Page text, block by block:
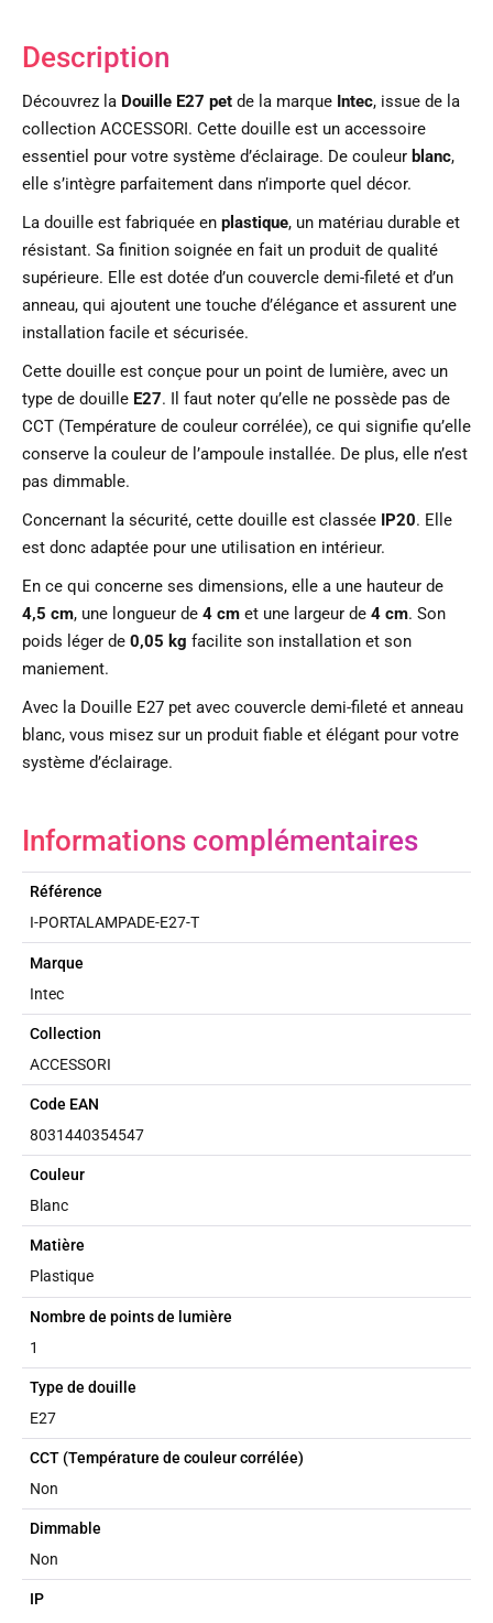
Description
Découvrez la Douille E27 pet de la marque Intec, issue de la
collection ACCESSORI. Cette douille est un accessoire
essentiel pour votre système d’éclairage. De couleur blanc,
elle s’intègre parfaitement dans n’importe quel décor.
La douille est fabriquée en plastique, un matériau durable et
résistant. Sa finition soignée en fait un produit de qualité
supérieure. Elle est dotée d’un couvercle demi-fileté et d’un
anneau, qui ajoutent une touche d’élégance et assurent une
installation facile et sécurisée.
Cette douille est conçue pour un point de lumière, avec un
type de douille E27. Il faut noter qu’elle ne possède pas de
CCT (Température de couleur corrélée), ce qui signifie qu’elle
conserve la couleur de l’ampoule installée. De plus, elle n’est
pas dimmable.
Concernant la sécurité, cette douille est classée IP20. Elle
est donc adaptée pour une utilisation en intérieur.
En ce qui concerne ses dimensions, elle a une hauteur de
4,5 cm, une longueur de 4 cm et une largeur de 4 cm. Son
poids léger de 0,05 kg facilite son installation et son
maniement.
Avec la Douille E27 pet avec couvercle demi-fileté et anneau
blanc, vous misez sur un produit fiable et élégant pour votre
système d’éclairage.
Informations complémentaires
Référence
I-PORTALAMPADE-E27-T
Marque
Intec
Collection
ACCESSORI
Code EAN
8031440354547
Couleur
Blanc
Matière
Plastique
Nombre de points de lumière
1
Type de douille
E27
CCT (Température de couleur corrélée)
Non
Dimmable
Non
IP